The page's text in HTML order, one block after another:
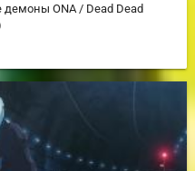
ONA / Dead Dead